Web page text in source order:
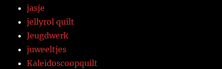
jasje
jellyrol quilt
Jeugdwerk
juweeltjes
Kaleidoscoopquilt